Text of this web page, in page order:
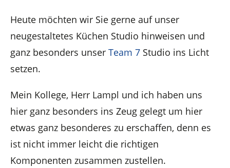
Heute möchten wir Sie gerne auf unser
neugestaltetes Küchen Studio hinweisen und
ganz besonders unser Team 7 Studio ins Licht
setzen.
Mein Kollege, Herr Lampl und ich haben uns
hier ganz besonders ins Zeug gelegt um hier
etwas ganz besonderes zu erschaffen, denn es
ist nicht immer leicht die richtigen
Komponenten zusammen zustellen.